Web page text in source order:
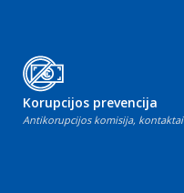
Korupcijos prevencija
Antikorupcijos komisija, kontaktai